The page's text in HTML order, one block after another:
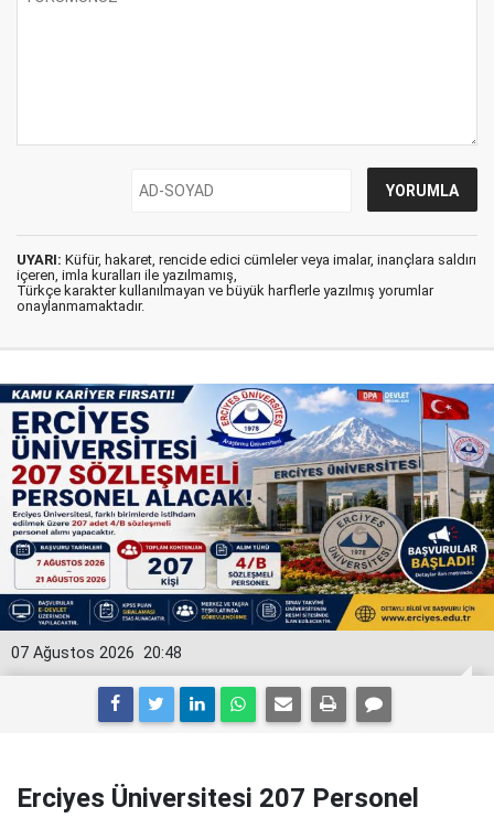
UYARI: Küfür, hakaret, rencide edici cümleler veya imalar, inançlara saldırı
içeren, imla kuralları ile yazılmamış,
Türkçe karakter kullanılmayan ve büyük harflerle yazılmış yorumlar
onaylanmamaktadır.
20:48
07 Ağustos 2026
Erciyes Üniversitesi 207 Personel